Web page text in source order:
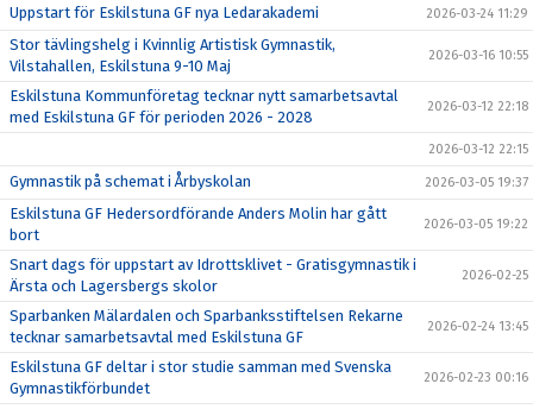
Uppstart för Eskilstuna GF nya Ledarakademi 2026-03-24 11:29
Stor tävlingshelg i Kvinnlig Artistisk Gymnastik,
Vilstahallen, Eskilstuna 9-10 Maj
2026-03-16 10:55
Eskilstuna Kommunföretag tecknar nytt samarbetsavtal
med Eskilstuna GF för perioden 2026 - 2028
2026-03-12 22:18
2026-03-12 22:15
Gymnastik på schemat i Årbyskolan 2026-03-05 19:37
Eskilstuna GF Hedersordförande Anders Molin har gått
bort
2026-03-05 19:22
Snart dags för uppstart av Idrottsklivet - Gratisgymnastik i
Ärsta och Lagersbergs skolor
2026-02-25
Sparbanken Mälardalen och Sparbanksstiftelsen Rekarne
tecknar samarbetsavtal med Eskilstuna GF
2026-02-24 13:45
Eskilstuna GF deltar i stor studie samman med Svenska
Gymnastikförbundet
2026-02-23 00:16